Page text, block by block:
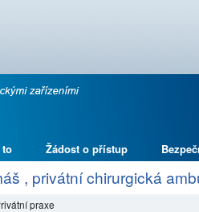
to Žádost o přístup
, privátní chirurgická
praxe